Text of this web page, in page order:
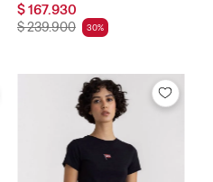
$167.930
$239.900 30%